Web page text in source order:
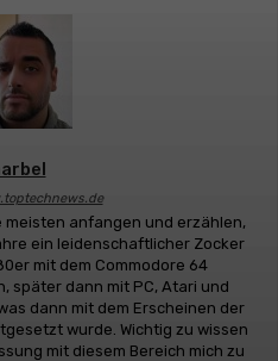
meisten anfangen und erzählen,
ein leidenschaftlicher Zocker
mit dem Commodore 64
später dann mit PC, Atari und
dann mit dem Erscheinen der
wurde. Wichtig zu wissen
mit diesem Bereich mich zu